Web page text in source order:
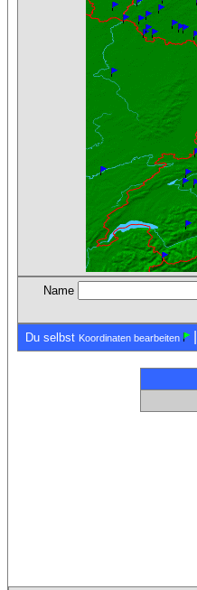
Name
Du selbst Koordinaten bearbeiten